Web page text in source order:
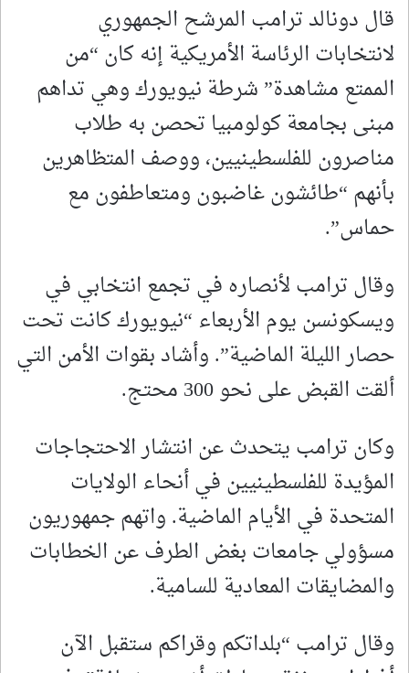
قال دونالد ترامب المرشح الجمهوري
لانتخابات الرئاسة الأمريكية إنه كان “من
الممتع مشاهدة” شرطة نيويورك وهي تداهم
مبنى بجامعة كولومبيا تحصن به طلاب
مناصرون للفلسطينيين، ووصف المتظاهرين
بأنهم “طائشون غاضبون ومتعاطفون مع
حماس”.
وقال ترامب لأنصاره في تجمع انتخابي في
ويسكونسن يوم الأربعاء “نيويورك كانت تحت
حصار الليلة الماضية”. وأشاد بقوات الأمن التي
ألقت القبض على نحو 300 محتج.
وكان ترامب يتحدث عن انتشار الاحتجاجات
المؤيدة للفلسطينيين في أنحاء الولايات
المتحدة في الأيام الماضية. واتهم جمهوريون
مسؤولي جامعات بغض الطرف عن الخطابات
والمضايقات المعادية للسامية.
وقال ترامب “بلداتكم وقراكم ستقبل الآن